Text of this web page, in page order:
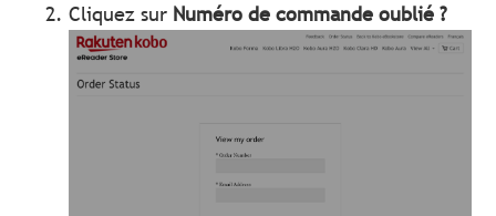
Cliquez sur Numéro de commande oublié ?